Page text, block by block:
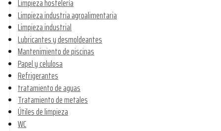
Limpieza hostelería
Limpieza industria agroalimentaria
Limpieza industrial
Lubricantes y desmoldeantes
Mantenimiento de piscinas
Papel y celulosa
Refrigerantes
tratamiento de aguas
Tratamiento de metales
Útiles de limpieza
WC